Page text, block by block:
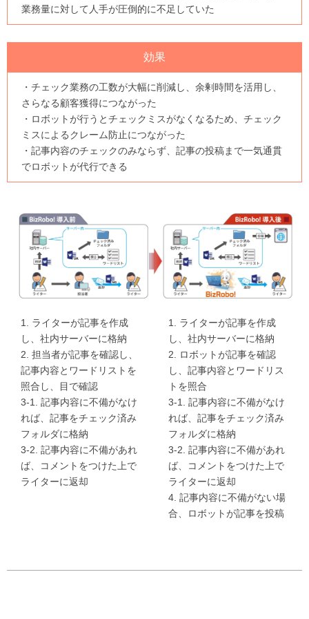
業務量に対して人手が圧倒的に不足していた
効果
・チェック業務の工数が大幅に削減し、余剰時間を活用し、
さらなる顧客獲得につながった
・ロボットが行うとチェックミスがなくなるため、チェック
ミスによるクレーム防止につながった
・記事内容のチェックのみならず、記事の投稿まで一気通貫
でロボットが代行できる
1. ライターが記事を作成
し、社内サーバーに格納
2. 担当者が記事を確認し、
記事内容とワードリストを
照合し、目で確認
3-1. 記事内容に不備がなけ
れば、記事をチェック済み
フォルダに格納
3-2. 記事内容に不備があれ
ば、コメントをつけた上で
ライターに返却
1. ライターが記事を作成
し、社内サーバーに格納
2. ロボットが記事を確認
し、記事内容とワードリス
トを照合
3-1. 記事内容に不備がなけ
れば、記事をチェック済み
フォルダに格納
3-2. 記事内容に不備があれ
ば、コメントをつけた上で
ライターに返却
4. 記事内容に不備がない場
合、ロボットが記事を投稿